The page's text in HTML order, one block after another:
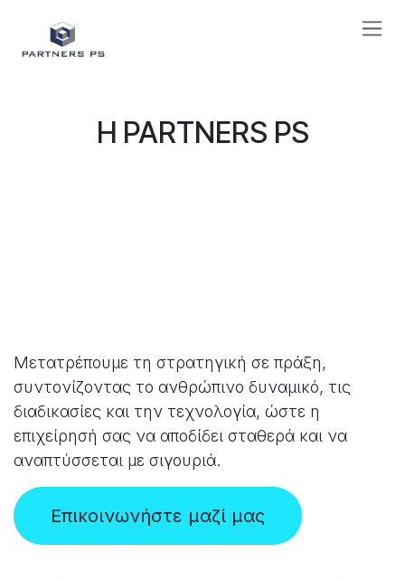
H PARTNERS PS
Μετατρέπουμε τη στρατηγική σε πράξη,
συντονίζοντας το ανθρώπινο δυναμικό, τις
διαδικασίες και την τεχνολογία, ώστε η
επιχείρησή σας να αποδίδει σταθερά και να
αναπτύσσεται με σιγουριά.
Επικοινωνήστε μαζί μας